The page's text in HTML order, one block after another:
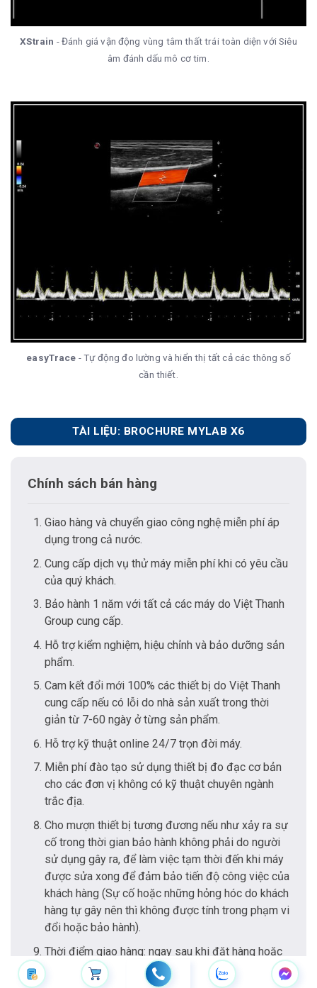
XStrain - Đánh giá vận động vùng tâm thất trái toàn diện với Siêu
âm đánh dấu mô cơ tim.
easyTrace - Tự động đo lường và hiển thị tất cả các thông số
cần thiết.
TÀI LIỆU: BROCHURE MYLAB X6
Chính sách bán hàng
Giao hàng và chuyển giao công nghệ miễn phí áp
dụng trong cả nước.
Cung cấp dịch vụ thử máy miễn phí khi có yêu cầu
của quý khách.
Bảo hành 1 năm với tất cả các máy do Việt Thanh
Group cung cấp.
Hỗ trợ kiểm nghiệm, hiệu chỉnh và bảo dưỡng sản
phẩm.
Cam kết đổi mới 100% các thiết bị do Việt Thanh
cung cấp nếu có lỗi do nhà sản xuất trong thời
giản từ 7-60 ngày ở từng sản phẩm.
Hỗ trợ kỹ thuật online 24/7 trọn đời máy.
Miễn phí đào tạo sử dụng thiết bị đo đạc cơ bản
cho các đơn vị không có kỹ thuật chuyên ngành
trắc địa.
Cho mượn thiết bị tương đương nếu như xảy ra sự
cố trong thời gian bảo hành không phải do người
sử dụng gây ra, để làm việc tạm thời đến khi máy
được sửa xong để đảm bảo tiến độ công việc của
khách hàng (Sự cố hoặc những hỏng hóc do khách
hàng tự gây nên thì không được tính trong phạm vi
đổi hoặc bảo hành).
Thời điểm giao hàng: ngay sau khi đặt hàng hoặc
ký hợp đồng.